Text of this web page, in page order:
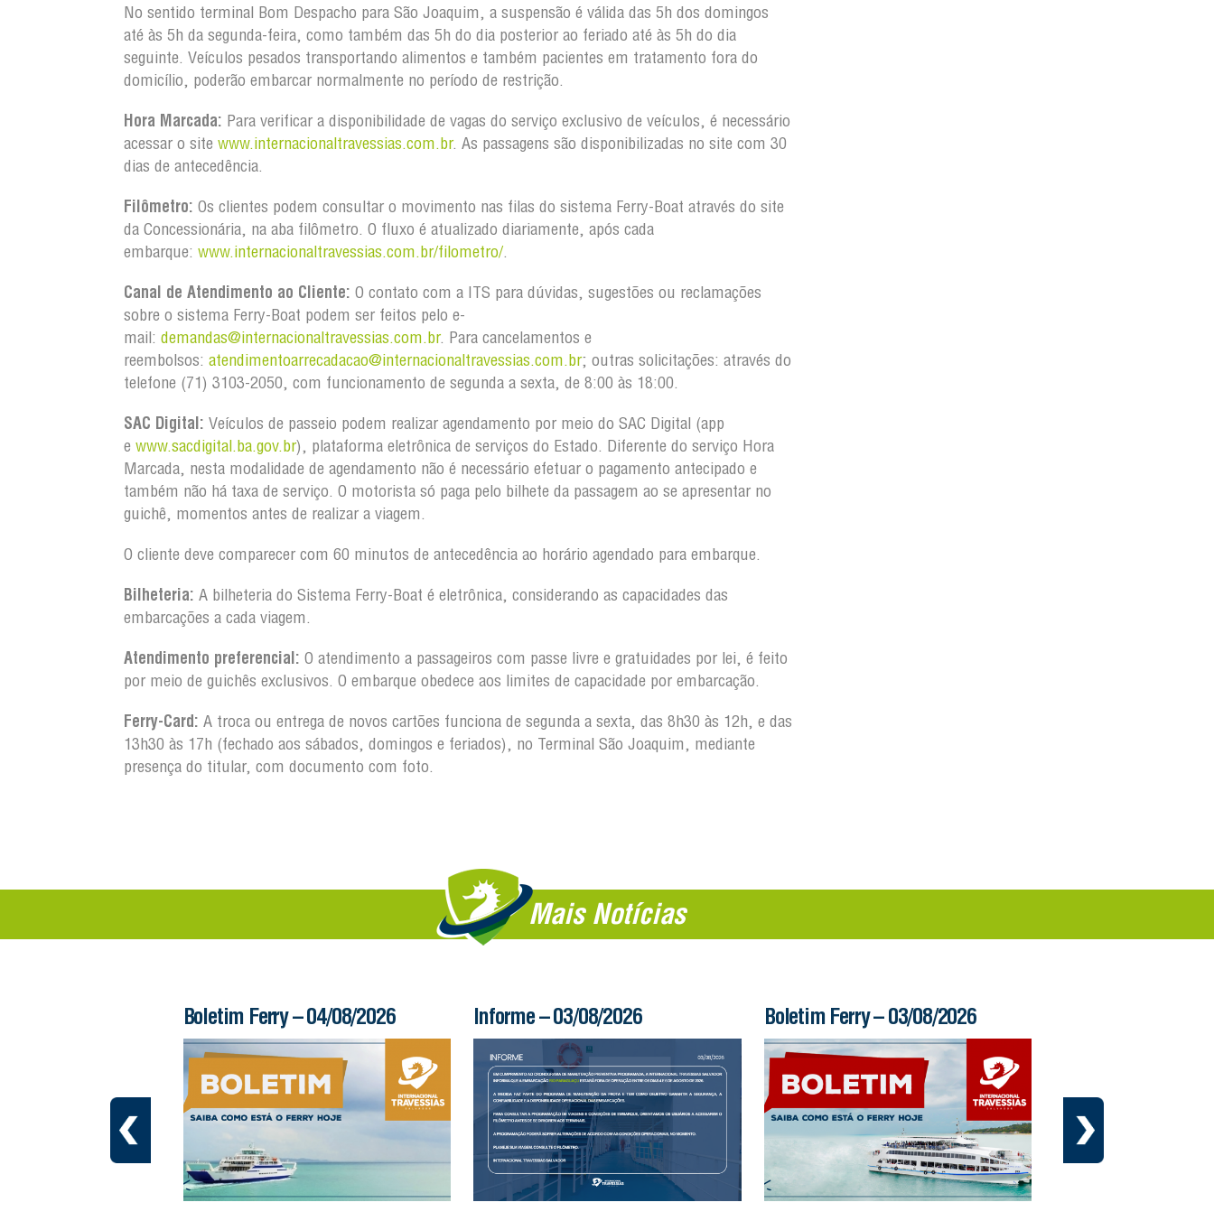
No sentido terminal Bom Despacho para São Joaquim, a suspensão é válida das 5h dos domingos
até às 5h da segunda-feira, como também das 5h do dia posterior ao feriado até às 5h do dia
seguinte. Veículos pesados transportando alimentos e também pacientes em tratamento fora do
domicílio, poderão embarcar normalmente no período de restrição.
Hora Marcada: Para verificar a disponibilidade de vagas do serviço exclusivo de veículos, é necessário
acessar o site www.internacionaltravessias.com.br. As passagens são disponibilizadas no site com 30
dias de antecedência.
Filômetro: Os clientes podem consultar o movimento nas filas do sistema Ferry-Boat através do site
da Concessionária, na aba filômetro. O fluxo é atualizado diariamente, após cada
embarque: www.internacionaltravessias.com.br/filometro/.
Canal de Atendimento ao Cliente: O contato com a ITS para dúvidas, sugestões ou reclamações
sobre o sistema Ferry-Boat podem ser feitos pelo e-
mail: demandas@internacionaltravessias.com.br. Para cancelamentos e
reembolsos: atendimentoarrecadacao@internacionaltravessias.com.br; outras solicitações: através do
telefone (71) 3103-2050, com funcionamento de segunda a sexta, de 8:00 às 18:00.
SAC Digital: Veículos de passeio podem realizar agendamento por meio do SAC Digital (app
e www.sacdigital.ba.gov.br), plataforma eletrônica de serviços do Estado. Diferente do serviço Hora
Marcada, nesta modalidade de agendamento não é necessário efetuar o pagamento antecipado e
também não há taxa de serviço. O motorista só paga pelo bilhete da passagem ao se apresentar no
guichê, momentos antes de realizar a viagem.
O cliente deve comparecer com 60 minutos de antecedência ao horário agendado para embarque.
Bilheteria: A bilheteria do Sistema Ferry-Boat é eletrônica, considerando as capacidades das
embarcações a cada viagem.
Atendimento preferencial: O atendimento a passageiros com passe livre e gratuidades por lei, é feito
por meio de guichês exclusivos. O embarque obedece aos limites de capacidade por embarcação.
Ferry-Card: A troca ou entrega de novos cartões funciona de segunda a sexta, das 8h30 às 12h, e das
13h30 às 17h (fechado aos sábados, domingos e feriados), no Terminal São Joaquim, mediante
presença do titular, com documento com foto.
Mais Notícias
Boletim Ferry – 04/08/2026 Informe – 03/08/2026 Boletim Ferry – 03/08/2026